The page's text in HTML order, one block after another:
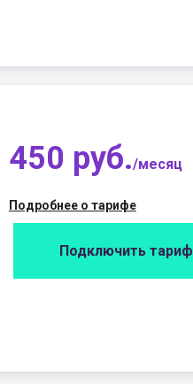
450 руб./месяц
Подробнее о тарифе
Подключить тариф